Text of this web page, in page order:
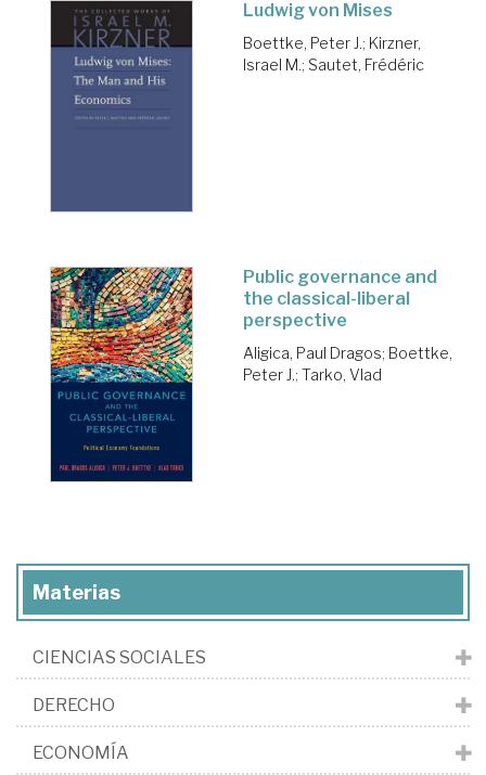
Ludwig von Mises
Boettke, Peter J.; Kirzner,
Israel M.; Sautet, Frédéric
Public governance and
the classical-liberal
perspective
Aligica, Paul Dragos; Boettke,
Peter J.; Tarko, Vlad
Materias
CIENCIAS SOCIALES
DERECHO
ECONOMÍA